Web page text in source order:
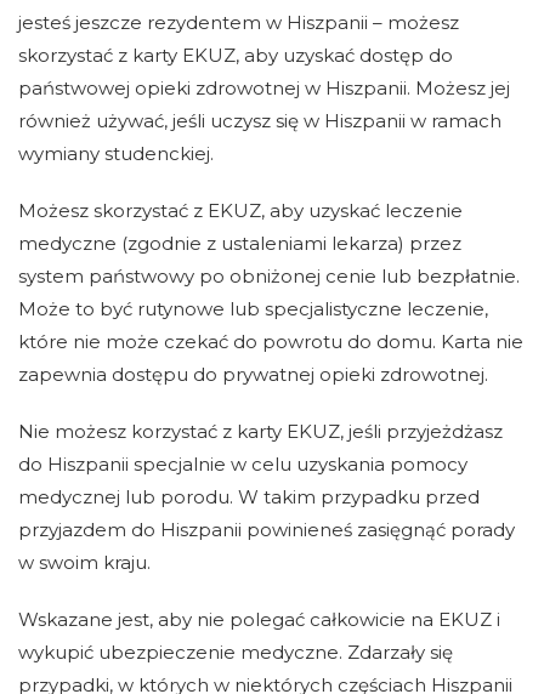
jesteś jeszcze rezydentem w Hiszpanii – możesz
skorzystać z karty EKUZ, aby uzyskać dostęp do
państwowej opieki zdrowotnej w Hiszpanii. Możesz jej
również używać, jeśli uczysz się w Hiszpanii w ramach
wymiany studenckiej.
Możesz skorzystać z EKUZ, aby uzyskać leczenie
medyczne (zgodnie z ustaleniami lekarza) przez
system państwowy po obniżonej cenie lub bezpłatnie.
Może to być rutynowe lub specjalistyczne leczenie,
które nie może czekać do powrotu do domu. Karta nie
zapewnia dostępu do prywatnej opieki zdrowotnej.
Nie możesz korzystać z karty EKUZ, jeśli przyjeżdżasz
do Hiszpanii specjalnie w celu uzyskania pomocy
medycznej lub porodu. W takim przypadku przed
przyjazdem do Hiszpanii powinieneś zasięgnąć porady
w swoim kraju.
Wskazane jest, aby nie polegać całkowicie na EKUZ i
wykupić ubezpieczenie medyczne. Zdarzały się
przypadki, w których w niektórych częściach Hiszpanii